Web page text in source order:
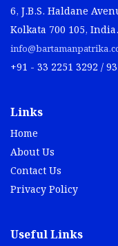
6, J.B.S. Haldane
Kolkata 700 105, India.
+91 - 33 2251 3292 / 93
Links
Home
About Us
Contact Us
Privacy Policy
Useful Links